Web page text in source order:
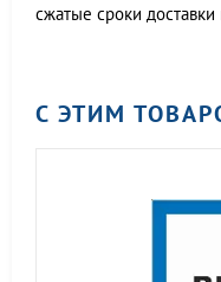
сжатые сроки
С ЭТИМ